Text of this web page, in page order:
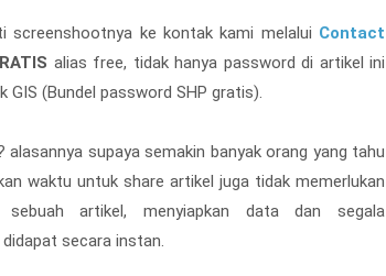
screenshootnya ke kontak kami melalui Contact
alias free, tidak hanya password di artikel ini
(Bundel password SHP gratis).
supaya semakin banyak orang yang tahu
waktu untuk share artikel juga tidak memerlukan
artikel, menyiapkan data dan segala
secara instan.